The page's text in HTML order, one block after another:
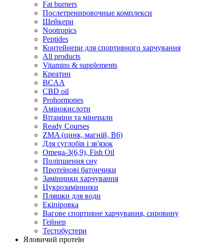
Fat burners
Послетренировочные комплекси
Шейкери
Nootropics
Peptides
Контейнери для спортивного харчування
All products
Vitamins & supplements
Креатин
BCAA
CBD oil
Prohormones
Амінокислоти
Вітаміни та мінерали
Ready Courses
ZMA (цинк, магній, В6)
Для суглобів і зв'язок
Omega-3(6,9), Fish Oil
Поліпшення сну
Протеїнові батончики
Замінники харчування
Цукрозамінники
Пляшки для води
Екіпіровка
Вагове спортивне харчування, сировину
Гейнер
Тестобустери
Яловичий протеїн